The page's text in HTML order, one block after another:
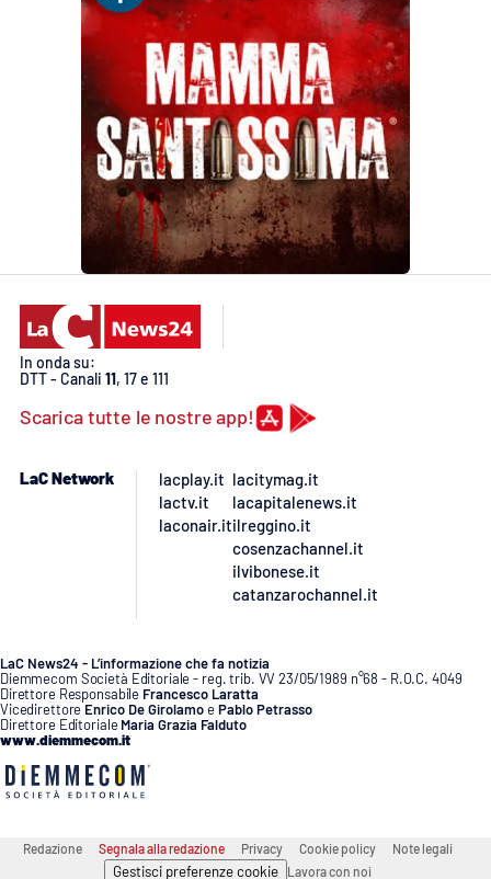
In onda su:
DTT - Canali 11, 17 e 111
Scarica tutte le nostre app!
LaC Network
lacplay.it
lactv.it
laconair.it
lacitymag.it
lacapitalenews.it
ilreggino.it
cosenzachannel.it
ilvibonese.it
catanzarochannel.it
LaC News24 - L’informazione che fa notizia
Diemmecom Società Editoriale - reg. trib. VV 23/05/1989 n°68 - R.O.C. 4049
Direttore Responsabile Francesco Laratta
Vicedirettore Enrico De GirolamoePablo Petrasso
Direttore Editoriale Maria Grazia Falduto
www.diemmecom.it
Redazione Segnala alla redazione Privacy Cookie policy Note legali
Gestisci preferenze cookie Lavora con noi